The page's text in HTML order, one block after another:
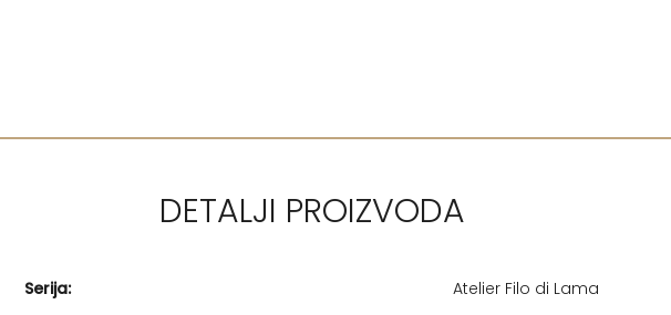
DETALJI PROIZVODA
Serija: Atelier Filo di Lama